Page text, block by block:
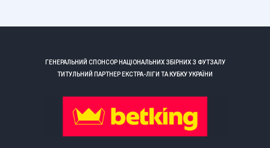
ГЕНЕРАЛЬНИЙ СПОНСОР НАЦІОНАЛЬНИХ ЗБІРНИХ З ФУТЗАЛУ
ТИТУЛЬНИЙ ПАРТНЕР ЕКСТРА-ЛІГИ ТА КУБКУ УКРАЇНИ